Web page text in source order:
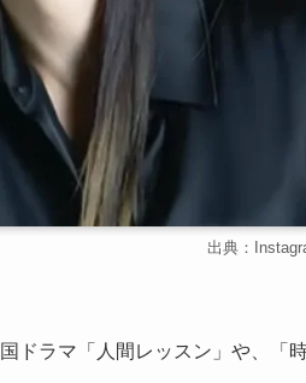
出典：
ドラマ「人間レッスン」や、「